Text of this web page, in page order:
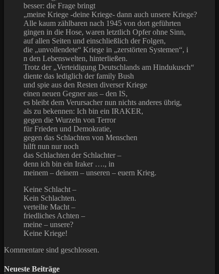
besser: die Frage bringt
„meine Kriege -deine Kriege- dann auch unsere Kriege?
Alle kaum zählbaren nach 1945 von dort geführten
gingen in die Hose, waren letztlich Opfer ohne Sinn,
auf allen Seiten und einschließlich der Folgen,
die „unvollendete“ Kriege in „zerstörten Systemen“, i
n den Lebenswelten, hinterließen.
Trotz der „Verteidigung Deutschlands am Hindukusch“
diente das lediglich der family Bush
und spie aus den Resten diverser Kriege
einen neuen Gegner aus – den IS,
es bleibt dem Verursacher nun nichts anderes übrig,
als zu bekennen: Ich bin ein IRAKER,
gegen die Wurzeln von Terror
für Frieden und Demokratie,
gegen das Schlachten von Menschen
hilft nun nur noch
das Schlachten der Schlachter –
denn ich bin ein Iraker …., in
meinem – deinem – unseren – euern Krieg.
Keine Schlacht –
Kein Schlachten.
verteilte Macht –
friedliches Achten –
meine – unsere?
Keine Kriege!
Kommentare sind geschlossen.
Neueste Beiträge